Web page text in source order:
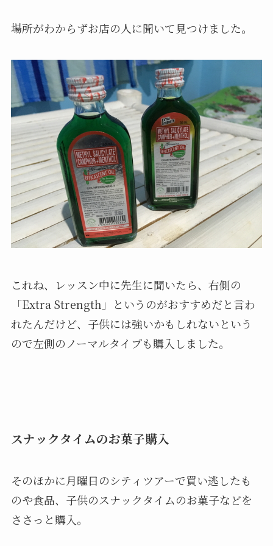
場所がわからずお店の人に聞いて見つけました。
これね、レッスン中に先生に聞いたら、右側の
「Extra Strength」というのがおすすめだと言わ
れたんだけど、子供には強いかもしれないという
ので左側のノーマルタイプも購入しました。
スナックタイムのお菓子購入
そのほかに月曜日のシティツアーで買い逃したも
のや食品、子供のスナックタイムのお菓子などを
ささっと購入。